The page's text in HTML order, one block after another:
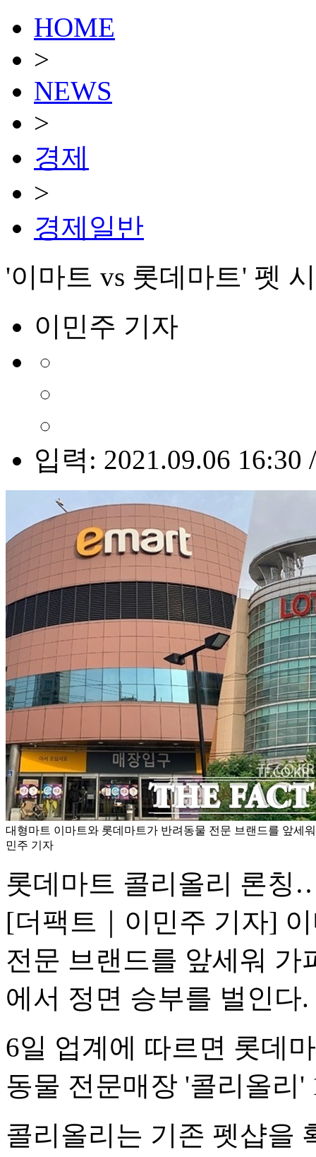
HOME
>
NEWS
>
경제
>
경제일반
'이마트 vs 롯데마트' 펫
이민주 기자
입력: 2021.09.06 16:30
대형마트 이마트와 롯데마트가 반려동물 전문 브랜드를 앞세
민주 기자
롯데마트 콜리올리 론칭
[더팩트｜이민주 기자]
전문 브랜드를 앞세워 가
에서 정면 승부를 벌인다.
6일 업계에 따르면 롯데
동물 전문매장 '콜리올리
콜리올리는 기존 펫샵을